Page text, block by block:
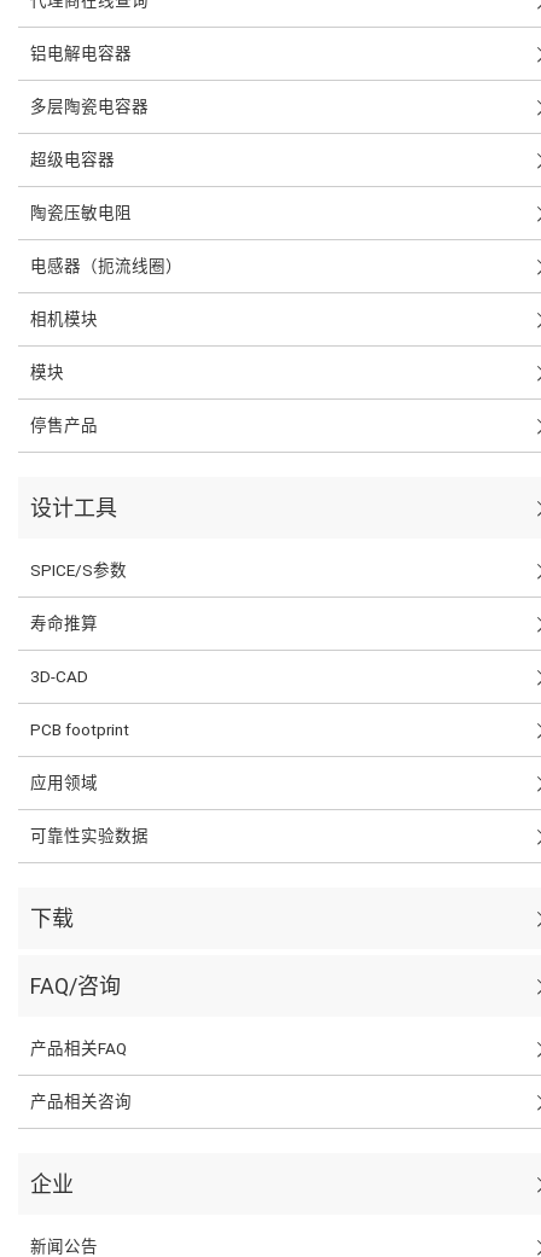
铝电解电容器
多层陶瓷电容器
超级电容器
陶瓷压敏电阻
电感器（扼流线圈）
相机模块
模块
停售产品
设计工具
SPICE/S参数
寿命推算
3D-CAD
PCB footprint
应用领域
可靠性实验数据
下载
FAQ/咨询
产品相关FAQ
产品相关咨询
企业
新闻公告